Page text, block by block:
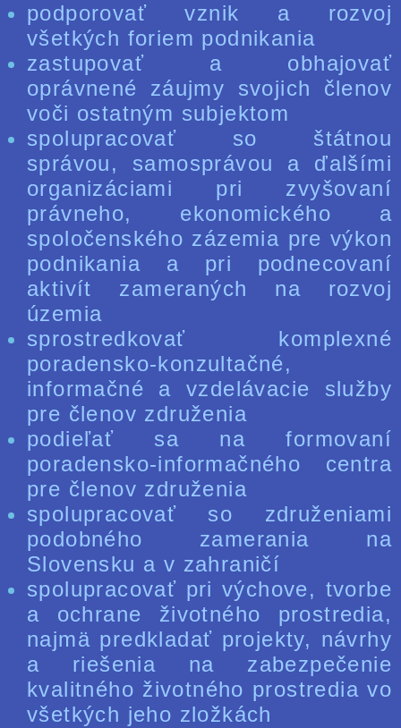
podporovať vznik a rozvoj
všetkých foriem podnikania
zastupovať a obhajovať
oprávnené záujmy svojich členov
voči ostatným subjektom
spolupracovať so štátnou
správou, samosprávou a ďalšími
organizáciami pri zvyšovaní
právneho, ekonomického a
spoločenského zázemia pre výkon
podnikania a pri podnecovaní
aktivít zameraných na rozvoj
územia
sprostredkovať komplexné
poradensko-konzultačné,
informačné a vzdelávacie služby
pre členov združenia
podieľať sa na formovaní
poradensko-informačného centra
pre členov združenia
spolupracovať so združeniami
podobného zamerania na
Slovensku a v zahraničí
spolupracovať pri výchove, tvorbe
a ochrane životného prostredia,
najmä predkladať projekty, návrhy
a riešenia na zabezpečenie
kvalitného životného prostredia vo
všetkých jeho zložkách